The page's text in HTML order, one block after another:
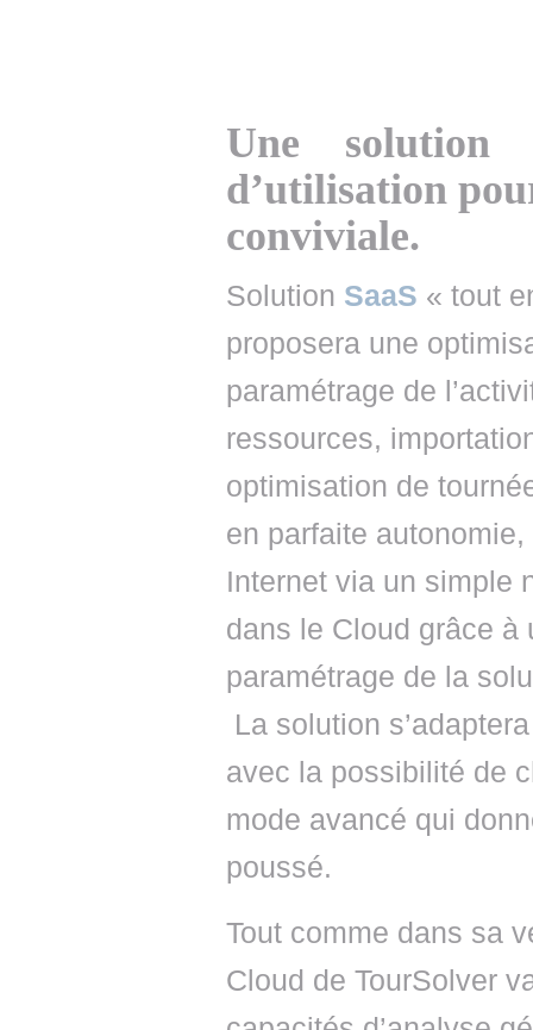
Une solution
d’utilisation
conviviale.
Solution SaaS « tout
proposera une
paramétrage de
ressources,
optimisation de
en parfaite
Internet via un simple
dans le Cloud grâce à
paramétrage de la
La solution
avec la possibilité de
mode avancé qui
poussé.
Tout comme dans sa
Cloud de TourSolver